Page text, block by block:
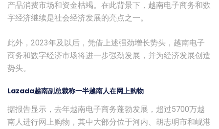
产品消费市场和资金枯竭。在此背景下，越南电子商务和数
字经济继续是社会经济发展的亮点之一。
此外，2023年及以后，凭借上述强劲增长势头，越南电子
商务和数字经济市场将进一步强劲发展，并为经济发展创造
势头。
Lazada越南副总裁称一半越南人在网上购物
据报告显示，去年越南电子商务蓬勃发展，超过5700万越
南人进行网上购物，其中大部分位于河内、胡志明市和岘港